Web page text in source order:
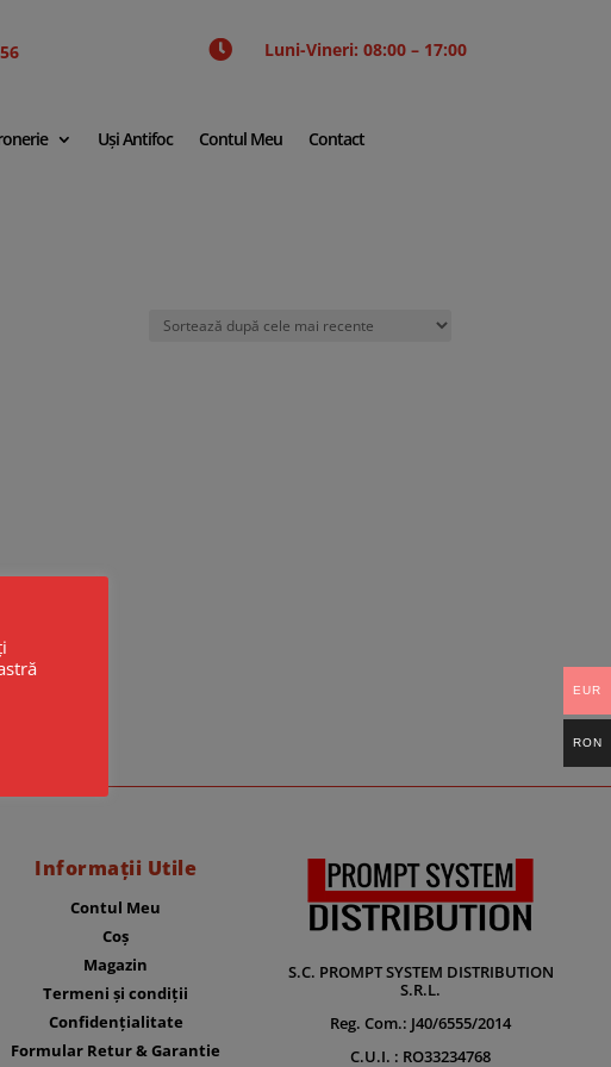
 Luni-Vineri: 08:00 – 17:00
Uși Antifoc Contul Meu Contact
Informații Utile
Contul Meu
Coș
Magazin
Termeni și condiții
Confidențialitate
Formular Retur & Garantie
S.C. PROMPT SYSTEM DISTRIBUTION
S.R.L.
Reg. Com.: J40/6555/2014
C.U.I. : RO33234768
EUR
RON